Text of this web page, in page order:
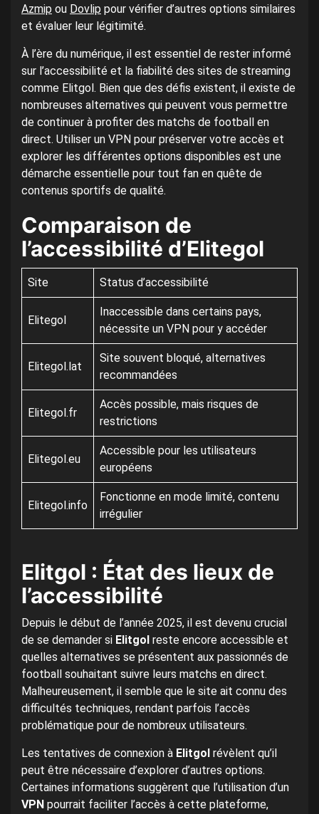
Azmip ou Dovlip pour vérifier d’autres options similaires
et évaluer leur légitimité.
À l’ère du numérique, il est essentiel de rester informé
sur l’accessibilité et la fiabilité des sites de streaming
comme Elitgol. Bien que des défis existent, il existe de
nombreuses alternatives qui peuvent vous permettre
de continuer à profiter des matchs de football en
direct. Utiliser un VPN pour préserver votre accès et
explorer les différentes options disponibles est une
démarche essentielle pour tout fan en quête de
contenus sportifs de qualité.
Comparaison de
l’accessibilité d’Elitegol
Site Status d’accessibilité
Elitegol
Inaccessible dans certains pays,
nécessite un VPN pour y accéder
Elitegol.lat
Site souvent bloqué, alternatives
recommandées
Elitegol.fr
Accès possible, mais risques de
restrictions
Elitegol.eu
Accessible pour les utilisateurs
européens
Elitegol.info
Fonctionne en mode limité, contenu
irrégulier
Elitgol : État des lieux de
l’accessibilité
Depuis le début de l’année 2025, il est devenu crucial
de se demander si Elitgol reste encore accessible et
quelles alternatives se présentent aux passionnés de
football souhaitant suivre leurs matchs en direct.
Malheureusement, il semble que le site ait connu des
difficultés techniques, rendant parfois l’accès
problématique pour de nombreux utilisateurs.
Les tentatives de connexion à Elitgol révèlent qu’il
peut être nécessaire d’explorer d’autres options.
Certaines informations suggèrent que l’utilisation d’un
VPN pourrait faciliter l’accès à cette plateforme,